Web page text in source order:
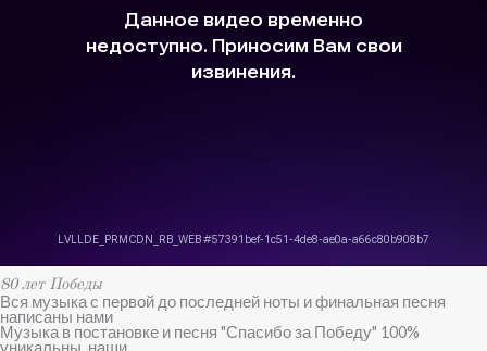
80 лет Победы
Вся музыка с первой до последней ноты и финальная песня
написаны нами
Музыка в постановке и песня "Спасибо за Победу" 100%